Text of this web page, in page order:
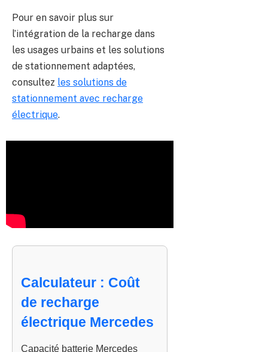
Pour en savoir plus sur
l’intégration de la recharge dans
les usages urbains et les solutions
de stationnement adaptées,
consultez les solutions de
stationnement avec recharge
électrique.
Calculateur : Coût
de recharge
électrique Mercedes
Capacité batterie Mercedes